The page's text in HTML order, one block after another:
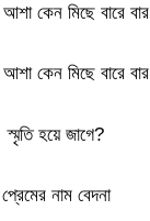
কেন মিছে বারে বার
কেন মিছে বারে বার
স্মৃতি হয়ে জাগে?
প্রেমের নাম বেদনা